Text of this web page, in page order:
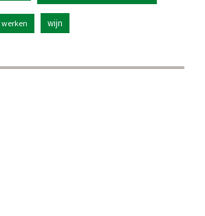
werken wijn